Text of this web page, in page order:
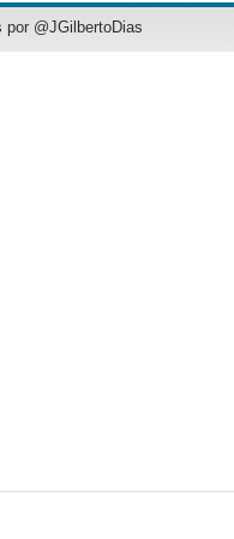
por @JGilbertoDias